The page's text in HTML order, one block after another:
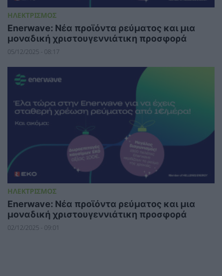
ΗΛΕΚΤΡΙΣΜΟΣ
Enerwave: Νέα προϊόντα ρεύματος και μια
μοναδική χριστουγεννιάτικη προσφορά
05/12/2025 - 08:17
ΗΛΕΚΤΡΙΣΜΟΣ
Enerwave: Νέα προϊόντα ρεύματος και μια
μοναδική χριστουγεννιάτικη προσφορά
02/12/2025 - 09:01